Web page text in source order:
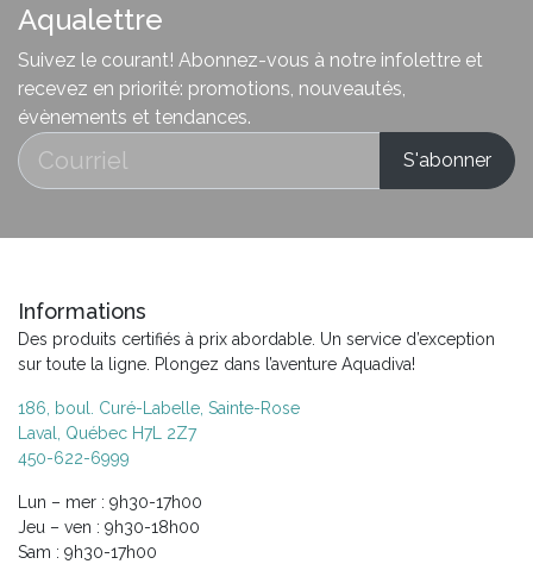
Aqualettre
Suivez le courant! Abonnez-vous à notre infolettre et
recevez en priorité: promotions, nouveautés,
évènements et tendances.
Informations
Des produits certifiés à prix abordable. Un service d’exception
sur toute la ligne. Plongez dans l’aventure Aquadiva!
186, boul. Curé-Labelle, Sainte-Rose
Laval, Québec H7L 2Z7
450-622-6999
Lun – mer : 9h30-17h00
Jeu – ven : 9h30-18h00
Sam : 9h30-17h00